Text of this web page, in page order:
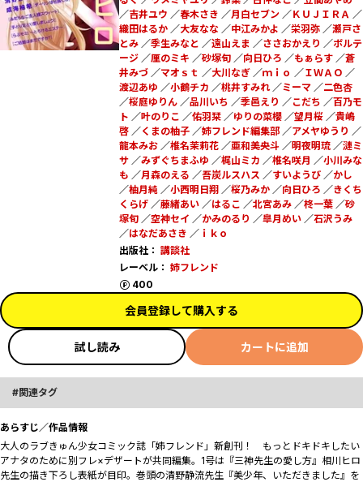
／吉井ユウ ／春木さき ／月白セブン／ＫＵＪＩＲＡ ／
織田はるか／大友なな／中江みかよ ／栄羽弥／瀬戸さ
とみ／季生みなと ／遠山えま ／ささおかえり ／ボルテ
ージ／厘のミキ ／砂塚旬／向日ひろ ／もぁらす／蒼
井みづ／マオｓｔ ／大川なぎ／ｍｉｏ ／ＩＷＡＯ ／
渡辺あゆ ／小鶴チカ ／桃井すみれ／ミーマ／二色杏
／桜庭ゆりん／品川いち ／季邑えり ／こだち ／百乃モ
ト ／叶のりこ ／佑羽栞／ゆりの菜櫻／望月桜／貴嶋
啓／くまの柚子／姉フレンド編集部／アメヤゆうり ／
龍本みお／椎名茉莉花／亜和美央斗／明夜明琉／漣ミ
サ／みずぐちまふゆ ／梶山ミカ ／椎名咲月 ／小川みな
も ／月森のえる ／吾炭ルスハス ／すいようび／かし
／柚月純／小西明日翔 ／桜乃みか／向日ひろ ／きくち
くらげ／藤緒あい／はるこ ／北宮あみ／柊一葉／砂
塚旬／空神セイ ／かみのるり ／皐月めい／石沢うみ
／はなだあさき ／ｉｋｏ
出版社： 講談社
レーベル： 姉フレンド
400
会員登録して購入する
試し読み カートに追加
関連タグ
あらすじ／作品情報
大人のラブきゅん少女コミック誌「姉フレンド」新創刊！ もっとドキドキしたい
アナタのために別フレ×デザートが共同編集。1号は『三神先生の愛し方』相川ヒロ
先生の描き下ろし表紙が目印。巻頭の清野静流先生『美少年、いただきました』を